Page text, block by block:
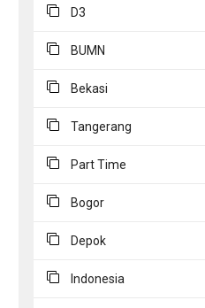
D3
BUMN
Bekasi
Tangerang
Part Time
Bogor
Depok
Indonesia